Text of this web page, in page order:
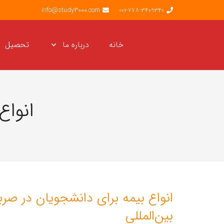
001-778-3409340
info@study3000.com
خانه درباره ما تحصیل
انواع بیمه برای دانشجویان در
بین‌المللی